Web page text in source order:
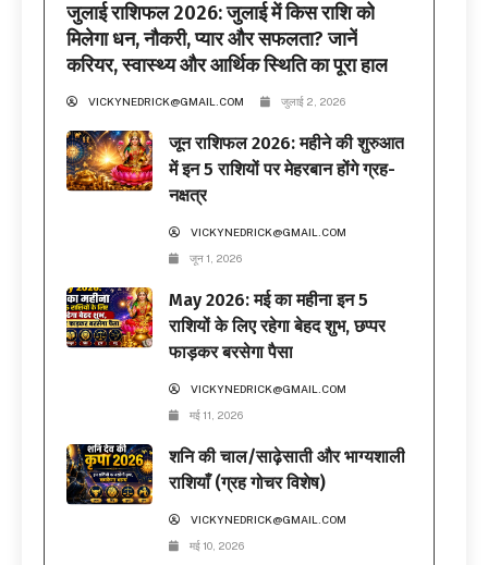
जुलाई राशिफल 2026: जुलाई में किस राशि को
मिलेगा धन, नौकरी, प्यार और सफलता? जानें
करियर, स्वास्थ्य और आर्थिक स्थिति का पूरा हाल
VICKYNEDRICK@GMAIL.COM जुलाई 2, 2026
जून राशिफल 2026: महीने की शुरुआत
में इन 5 राशियों पर मेहरबान होंगे ग्रह-
नक्षत्र
VICKYNEDRICK@GMAIL.COM
जून 1, 2026
May 2026: मई का महीना इन 5
राशियों के लिए रहेगा बेहद शुभ, छप्पर
फाड़कर बरसेगा पैसा
VICKYNEDRICK@GMAIL.COM
मई 11, 2026
शनि की चाल/साढ़ेसाती और भाग्यशाली
राशियाँ (ग्रह गोचर विशेष)
VICKYNEDRICK@GMAIL.COM
मई 10, 2026